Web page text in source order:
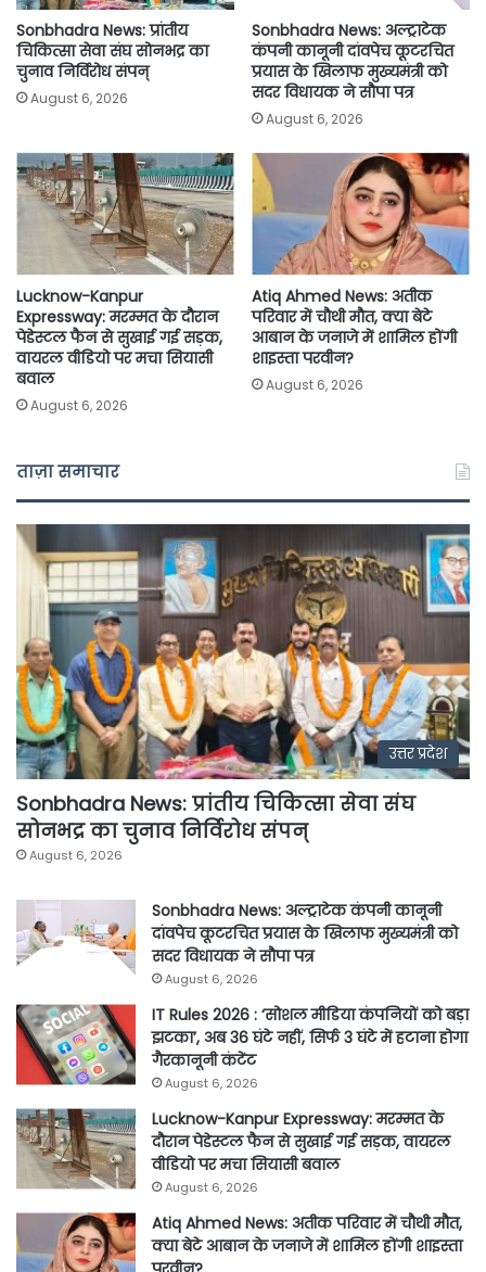
Sonbhadra News: प्रांतीय
चिकित्सा सेवा संघ सोनभद्र का
चुनाव निर्विरोध संपन्
August 6, 2026
Sonbhadra News: अल्ट्राटेक
कंपनी कानूनी दांवपेच कूटरचित
प्रयास के खिलाफ मुख्यमंत्री को
सदर विधायक ने सौपा पत्र
August 6, 2026
Lucknow-Kanpur
Expressway: मरम्मत के दौरान
पेडेस्टल फैन से सुखाई गई सड़क,
वायरल वीडियो पर मचा सियासी
बवाल
August 6, 2026
Atiq Ahmed News: अतीक
परिवार में चौथी मौत, क्या बेटे
आबान के जनाजे में शामिल होंगी
शाइस्ता परवीन?
August 6, 2026
ताज़ा समाचार
उत्तर प्रदेश
Sonbhadra News: प्रांतीय चिकित्सा सेवा संघ
सोनभद्र का चुनाव निर्विरोध संपन्
August 6, 2026
Sonbhadra News: अल्ट्राटेक कंपनी कानूनी
दांवपेच कूटरचित प्रयास के खिलाफ मुख्यमंत्री को
सदर विधायक ने सौपा पत्र
August 6, 2026
IT Rules 2026 : ‘सोशल मीडिया कंपनियों को बड़ा
झटका’, अब 36 घंटे नहीं, सिर्फ 3 घंटे में हटाना होगा
गैरकानूनी कंटेंट
August 6, 2026
Lucknow-Kanpur Expressway: मरम्मत के
दौरान पेडेस्टल फैन से सुखाई गई सड़क, वायरल
वीडियो पर मचा सियासी बवाल
August 6, 2026
Atiq Ahmed News: अतीक परिवार में चौथी मौत,
क्या बेटे आबान के जनाजे में शामिल होंगी शाइस्ता